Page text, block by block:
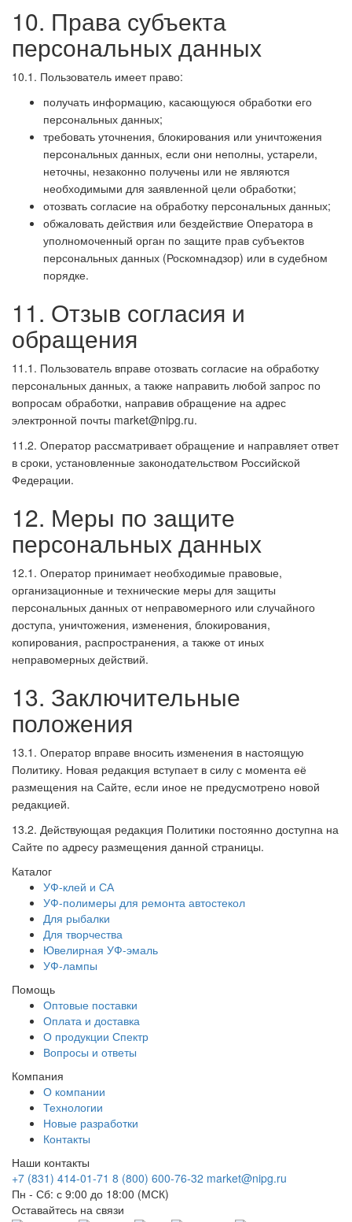
10. Права субъекта
персональных данных
10.1. Пользователь имеет право:
получать информацию, касающуюся обработки его
персональных данных;
требовать уточнения, блокирования или уничтожения
персональных данных, если они неполны, устарели,
неточны, незаконно получены или не являются
необходимыми для заявленной цели обработки;
отозвать согласие на обработку персональных данных;
обжаловать действия или бездействие Оператора в
уполномоченный орган по защите прав субъектов
персональных данных (Роскомнадзор) или в судебном
порядке.
11. Отзыв согласия и
обращения
11.1. Пользователь вправе отозвать согласие на обработку
персональных данных, а также направить любой запрос по
вопросам обработки, направив обращение на адрес
электронной почты market@nipg.ru.
11.2. Оператор рассматривает обращение и направляет ответ
в сроки, установленные законодательством Российской
Федерации.
12. Меры по защите
персональных данных
12.1. Оператор принимает необходимые правовые,
организационные и технические меры для защиты
персональных данных от неправомерного или случайного
доступа, уничтожения, изменения, блокирования,
копирования, распространения, а также от иных
неправомерных действий.
13. Заключительные
положения
13.1. Оператор вправе вносить изменения в настоящую
Политику. Новая редакция вступает в силу с момента её
размещения на Сайте, если иное не предусмотрено новой
редакцией.
13.2. Действующая редакция Политики постоянно доступна на
Сайте по адресу размещения данной страницы.
Каталог
УФ-клей и СА
УФ-полимеры для ремонта автостекол
Для рыбалки
Для творчества
Ювелирная УФ-эмаль
УФ-лампы
Помощь
Оптовые поставки
Оплата и доставка
О продукции Спектр
Вопросы и ответы
Компания
О компании
Технологии
Новые разработки
Контакты
Наши контакты
+7 (831) 414-01-71 8 (800) 600-76-32 market@nipg.ru
Пн - Сб: с 9:00 до 18:00 (МСК)
Оставайтесь на связи